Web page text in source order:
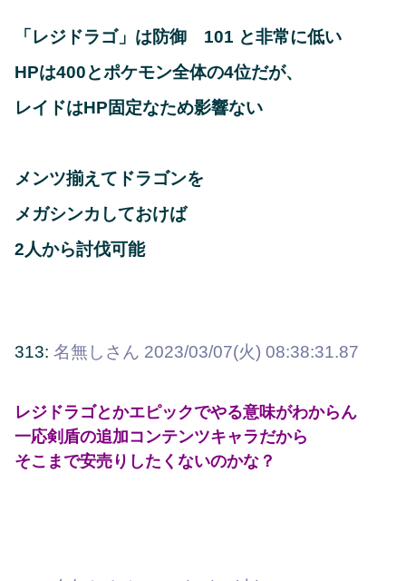
「レジドラゴ」は防御 101 と非常に低い
HPは400とポケモン全体の4位だが、
レイドはHP固定なため影響ない
メンツ揃えてドラゴンを
メガシンカしておけば
2人から討伐可能
313: 名無しさん 2023/03/07(火) 08:38:31.87
レジドラゴとかエピックでやる意味がわからん
一応剣盾の追加コンテンツキャラだから
そこまで安売りしたくないのかな？